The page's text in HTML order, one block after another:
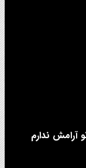
آرامش ندارم